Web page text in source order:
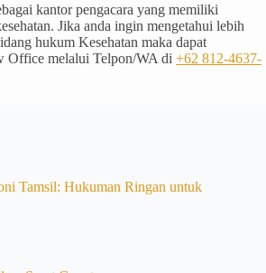
kantor pengacara yang memiliki
Jika anda ingin mengetahui lebih
hukum Kesehatan maka dapat
Office melalui Telpon/WA di +62 812-4637-
Tamsil: Hukuman Ringan untuk